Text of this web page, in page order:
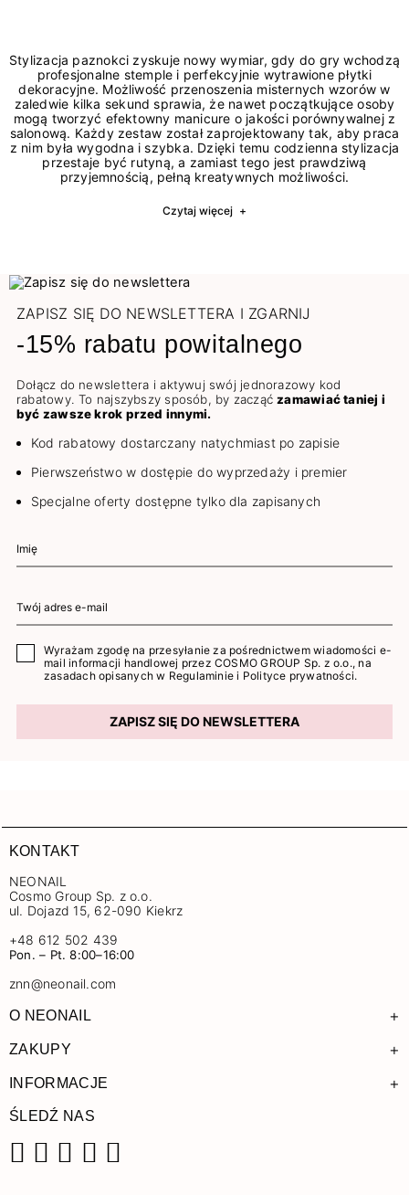
Stylizacja paznokci zyskuje nowy wymiar, gdy do gry wchodzą
profesjonalne stemple i perfekcyjnie wytrawione płytki
dekoracyjne. Możliwość przenoszenia misternych wzorów w
zaledwie kilka sekund sprawia, że nawet początkujące osoby
mogą tworzyć efektowny manicure o jakości porównywalnej z
salonową. Każdy zestaw został zaprojektowany tak, aby praca
z nim była wygodna i szybka. Dzięki temu codzienna stylizacja
przestaje być rutyną, a zamiast tego jest prawdziwą
przyjemnością, pełną kreatywnych możliwości.
Czytaj więcej +
ZAPISZ SIĘ DO NEWSLETTERA I ZGARNIJ
-15% rabatu powitalnego
Dołącz do newslettera i aktywuj swój jednorazowy kod
rabatowy. To najszybszy sposób, by zacząćzamawiać taniej i
być zawsze krok przed innymi.
Kod rabatowy dostarczany natychmiast po zapisie
Pierwszeństwo w dostępie do wyprzedaży i premier
Specjalne oferty dostępne tylko dla zapisanych
Wyrażam zgodę na przesyłanie za pośrednictwem wiadomości e-
mail informacji handlowej przez COSMO GROUP Sp. z o.o., na
zasadach opisanych w Regulaminie i Polityce prywatności.
ZAPISZ SIĘ DO NEWSLETTERA
KONTAKT
NEONAIL
Cosmo Group Sp. z o.o.
ul. Dojazd 15, 62-090 Kiekrz
+48 612 502 439
Pon. – Pt. 8:00–16:00
znn@neonail.com
O NEONAIL +
ZAKUPY +
INFORMACJE +
ŚLEDŹ NAS